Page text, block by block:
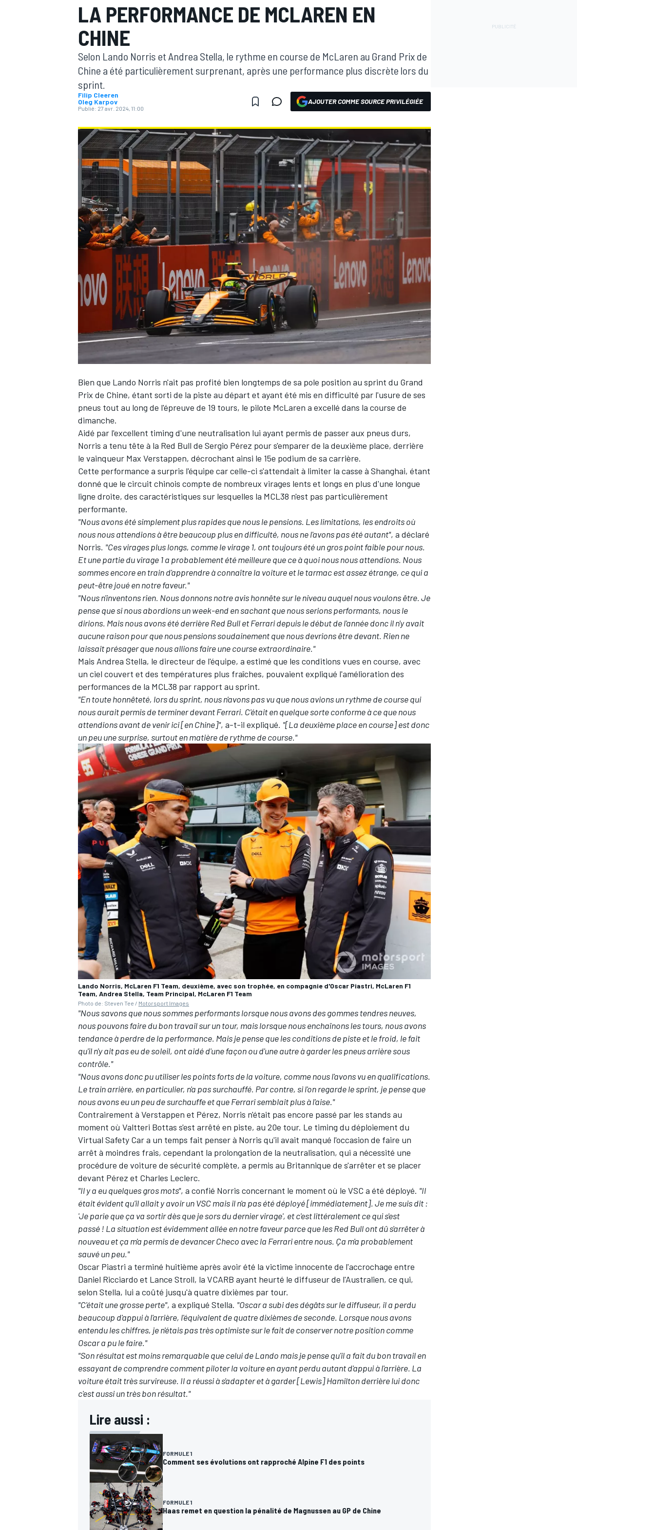
MOTOGP
WRC
WEC
AUTRES CHAMPIONNATS
LA PERFORMANCE DE MCLAREN EN
CHINE
Selon Lando Norris et Andrea Stella, le rythme en course de McLaren au Grand Prix de
Chine a été particulièrement surprenant, après une performance plus discrète lors du
sprint.
Filip Cleeren
Oleg Karpov
Publié: 27 avr. 2024, 11:00
AJOUTER COMME SOURCE PRIVILÉGIÉE
Bien que Lando Norris n'ait pas profité bien longtemps de sa pole position au sprint du Grand
Prix de Chine, étant sorti de la piste au départ et ayant été mis en difficulté par l'usure de ses
pneus tout au long de l'épreuve de 19 tours, le pilote McLaren a excellé dans la course de
dimanche.
Aidé par l'excellent timing d'une neutralisation lui ayant permis de passer aux pneus durs,
Norris a tenu tête à la Red Bull de Sergio Pérez pour s'emparer de la deuxième place, derrière
le vainqueur Max Verstappen, décrochant ainsi le 15e podium de sa carrière.
Cette performance a surpris l'équipe car celle-ci s'attendait à limiter la casse à Shanghai, étant
donné que le circuit chinois compte de nombreux virages lents et longs en plus d'une longue
ligne droite, des caractéristiques sur lesquelles la MCL38 n'est pas particulièrement
performante.
"Nous avons été simplement plus rapides que nous le pensions. Les limitations, les endroits où
nous nous attendions à être beaucoup plus en difficulté, nous ne l'avons pas été autant", a déclaré
Norris. "Ces virages plus longs, comme le virage 1, ont toujours été un gros point faible pour nous.
Et une partie du virage 1 a probablement été meilleure que ce à quoi nous nous attendions. Nous
sommes encore en train d'apprendre à connaître la voiture et le tarmac est assez étrange, ce qui a
peut-être joué en notre faveur."
"Nous n'inventons rien. Nous donnons notre avis honnête sur le niveau auquel nous voulons être. Je
pense que si nous abordions un week-end en sachant que nous serions performants, nous le
dirions. Mais nous avons été derrière Red Bull etFerraridepuis le début de l'année donc il n'y avait
aucune raison pour que nous pensions soudainement que nous devrions être devant. Rien ne
laissait présager que nous allions faire une course extraordinaire."
Mais Andrea Stella, le directeur de l'équipe, a estimé que les conditions vues en course, avec
un ciel couvert et des températures plus fraîches, pouvaient expliqué l'amélioration des
performances de la MCL38 par rapport au sprint.
"En toute honnêteté, lors du sprint, nous n'avons pas vu que nous avions un rythme de course qui
nous aurait permis de terminer devant Ferrari. C'était en quelque sorte conforme à ce que nous
attendions avant de venir ici [en Chine]", a-t-il expliqué. "[La deuxième place en course] est donc
un peu une surprise, surtout en matière de rythme de course."
Lando Norris, McLaren F1 Team, deuxième, avec son trophée, en compagnie d'Oscar Piastri, McLaren F1
Team, Andrea Stella, Team Principal, McLaren F1 Team
Photo de: Steven Tee / Motorsport Images
"Nous savons que nous sommes performants lorsque nous avons des gommes tendres neuves,
nous pouvons faire du bon travail sur un tour, mais lorsque nous enchaînons les tours, nous avons
tendance à perdre de la performance. Mais je pense que les conditions de piste et le froid, le fait
qu'il n'y ait pas eu de soleil, ont aidé d'une façon ou d'une autre à garder les pneus arrière sous
contrôle."
"Nous avons donc pu utiliser les points forts de la voiture, comme nous l'avons vu en qualifications.
Le train arrière, en particulier, n'a pas surchauffé. Par contre, si l'on regarde le sprint, je pense que
nous avons eu un peu de surchauffe et que Ferrari semblait plus à l'aise."
Contrairement à Verstappen et Pérez, Norris n'était pas encore passé par les stands au
moment où Valtteri Bottas s'est arrêté en piste, au 20e tour. Le timing du déploiement du
Virtual Safety Car a un temps fait penser à Norris qu'il avait manqué l'occasion de faire un
arrêt à moindres frais, cependant la prolongation de la neutralisation, qui a nécessité une
procédure de voiture de sécurité complète, a permis au Britannique de s'arrêter et se placer
devant Pérez et Charles Leclerc.
"Il y a eu quelques gros mots", a confié Norris concernant le moment où le VSC a été déployé. "Il
était évident qu'il allait y avoir un VSC mais il n'a pas été déployé [immédiatement]. Je me suis dit :
'Je parie que ça va sortir dès que je sors du dernier virage', et c'est littéralement ce qui s'est
passé ! La situation est évidemment allée en notre faveur parce que les Red Bull ont dû s'arrêter à
nouveau et ça m'a permis de devancer Checo avec la Ferrari entre nous. Ça m'a probablement
sauvé un peu."
Oscar Piastri a terminé huitième après avoir été la victime innocente de l'accrochage entre
Daniel Ricciardo et Lance Stroll, la VCARB ayant heurté le diffuseur de l'Australien, ce qui,
selon Stella, lui a coûté jusqu'à quatre dixièmes par tour.
"C'était une grosse perte", a expliqué Stella. "Oscar a subi des dégâts sur le diffuseur, il a perdu
beaucoup d'appui à l'arrière, l'équivalent de quatre dixièmes de seconde. Lorsque nous avons
entendu les chiffres, je n'étais pas très optimiste sur le fait de conserver notre position comme
Oscar a pu le faire."
"Son résultat est moins remarquable que celui de Lando mais je pense qu'il a fait du bon travail en
essayant de comprendre comment piloter la voiture en ayant perdu autant d'appui à l'arrière. La
voiture était très survireuse. Il a réussi à s'adapter et à garder [Lewis] Hamilton derrière lui donc
c'est aussi un très bon résultat."
Lire aussi :
FORMULE 1
Comment ses évolutions ont rapproché Alpine F1 des points
FORMULE 1
Haas remet en question la pénalité de Magnussen au GP de Chine